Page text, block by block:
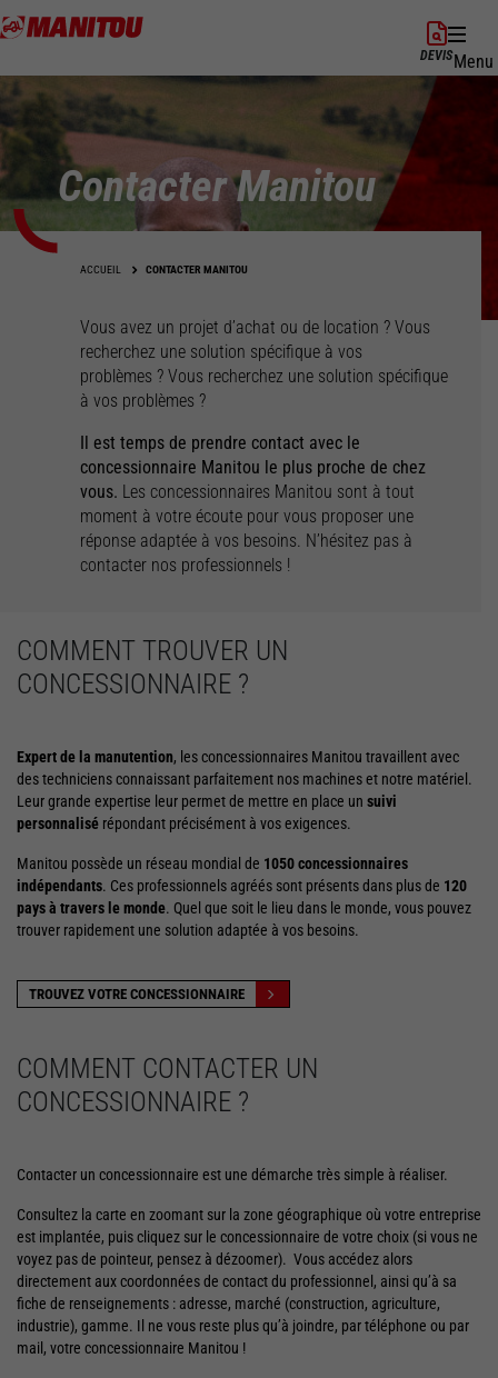
Aller
au
principal
DEVISMenu
Contacter Manitou
ACCUEIL CONTACTER MANITOU
Vous avez un projet d’achat ou de location ? Vous
recherchez une solution spécifique à vos
problèmes ? Vous recherchez une solution spécifique
à vos problèmes ?
Il est temps de prendre contact avec le
concessionnaire Manitou le plus proche de chez
vous. Les concessionnaires Manitou sont à tout
moment à votre écoute pour vous proposer une
réponse adaptée à vos besoins. N’hésitez pas à
contacter nos professionnels !
COMMENT TROUVER UN
CONCESSIONNAIRE ?
Expert de la manutention, les concessionnaires Manitou travaillent avec
des techniciens connaissant parfaitement nos machines et notre matériel.
Leur grande expertise leur permet de mettre en place un suivi
personnalisé répondant précisément à vos exigences.
Manitou possède un réseau mondial de 1050 concessionnaires
indépendants. Ces professionnels agréés sont présents dans plus de 120
pays à travers le monde. Quel que soit le lieu dans le monde, vous pouvez
trouver rapidement une solution adaptée à vos besoins.
TROUVEZ VOTRE CONCESSIONNAIRE
COMMENT CONTACTER UN
CONCESSIONNAIRE ?
Contacter un concessionnaire est une démarche très simple à réaliser.
Consultez la carte en zoomant sur la zone géographique où votre entreprise
est implantée, puis cliquez sur le concessionnaire de votre choix (si vous ne
voyez pas de pointeur, pensez à dézoomer). Vous accédez alors
directement aux coordonnées de contact du professionnel, ainsi qu’à sa
fiche de renseignements : adresse, marché (construction, agriculture,
industrie), gamme. Il ne vous reste plus qu’à joindre, par téléphone ou par
mail, votre concessionnaire Manitou !